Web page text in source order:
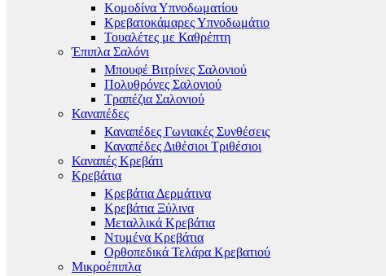
Κομοδίνα Υπνοδωματίου
Κρεβατοκάμαρες Υπνοδωμάτιο
Τουαλέτες με Καθρέπτη
Έπιπλα Σαλόνι
Μπουφέ Βιτρίνες Σαλονιού
Πολυθρόνες Σαλονιού
Τραπέζια Σαλονιού
Καναπέδες
Καναπέδες Γωνιακές Συνθέσεις
Καναπέδες Διθέσιοι Τριθέσιοι
Καναπές Κρεβάτι
Κρεβάτια
Κρεβάτια Δερμάτινα
Κρεβάτια Ξύλινα
Μεταλλικά Κρεβάτια
Ντυμένα Κρεβάτια
Ορθοπεδικά Τελάρα Κρεβατιού
Μικροέπιπλα